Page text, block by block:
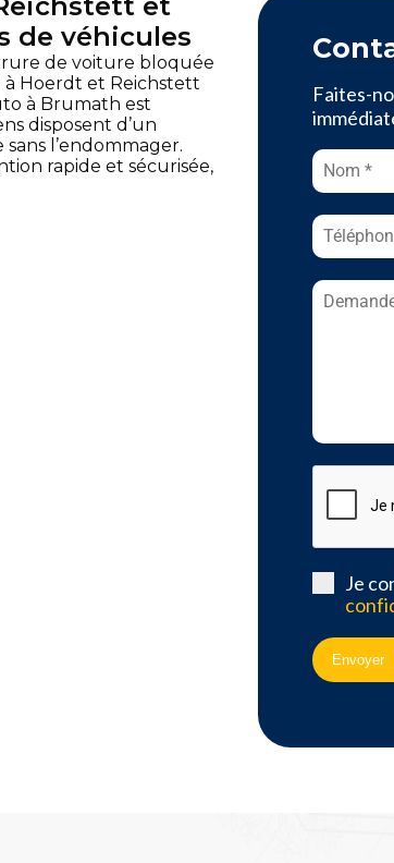
de véhicules
de voiture bloquée
à Hoerdt et Reichstett
à Brumath est
disposent d’un
l’endommager.
rapide et sécurisée,
Faites-
Je
Envoyer